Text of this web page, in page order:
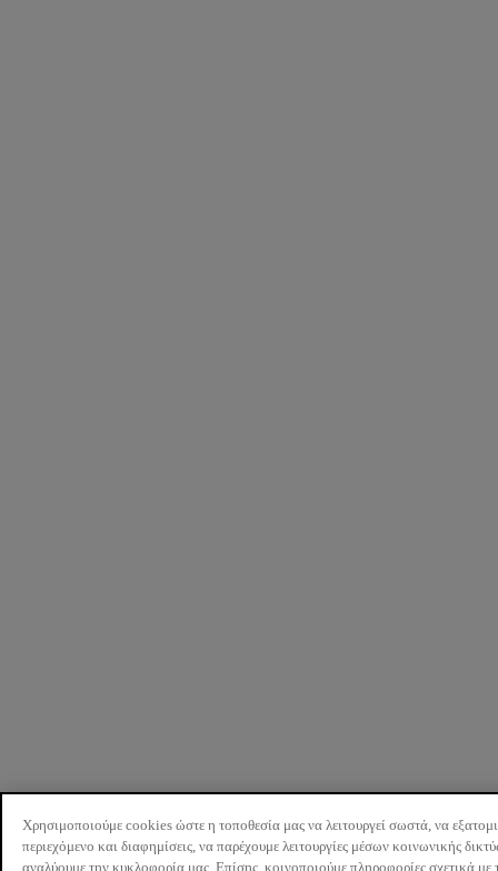
Χρησιμοποιούμε cookies ώστε η τοποθεσία μας να λειτουργεί σωστά, να
περιεχόμενο και διαφημίσεις, να παρέχουμε λειτουργίες μέσων κοινωνικής
αναλύουμε την κυκλοφορία μας. Επίσης, κοινοποιούμε πληροφορίες σχετικά με